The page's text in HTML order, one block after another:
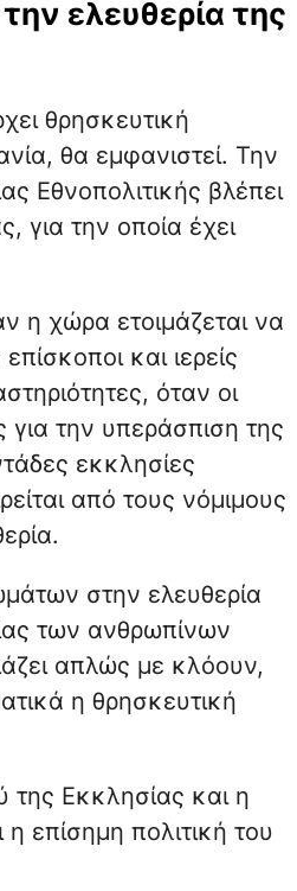
ελευθερία της
θρησκευτική
θα εμφανιστεί. Την
Εθνοπολιτικής βλέπει
για την οποία έχει
η χώρα ετοιμάζεται να
και ιερείς
όταν οι
την υπεράσπιση της
εκκλησίες
από τους νόμιμους
στην ελευθερία
των ανθρωπίνων
απλώς με κλόουν,
η θρησκευτική
της Εκκλησίας και η
επίσημη πολιτική του